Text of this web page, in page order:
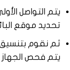
يتم التواصل
تحديد موقع
ثم نقوم
يتم فحص